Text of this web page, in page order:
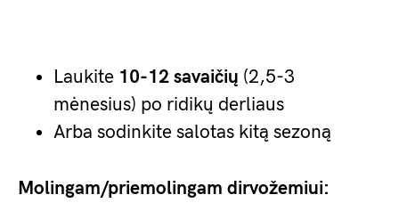
Laukite 10-12 savaičių (2,5-3
mėnesius) po ridikų derliaus
Arba sodinkite salotas kitą sezoną
Molingam/priemolingam dirvožemiui: